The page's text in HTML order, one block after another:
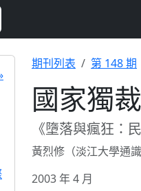
期刊列表 第 148 期
國家獨
《墮落與瘋狂：
黃烈修（淡江大學通
2003 年 4 月